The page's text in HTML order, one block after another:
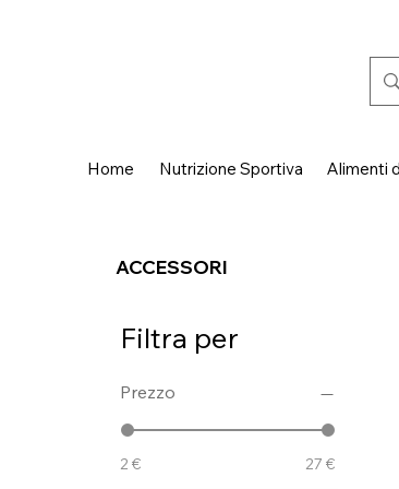
Home Nutrizione Sportiva Alimenti
ACCESSORI
Filtra per
Prezzo
2 € 27 €